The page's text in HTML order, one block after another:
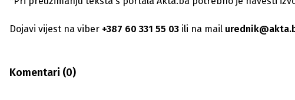
Dojavi vijest na viber +387 60 331 55 03 ili na mail
Komentari (0)